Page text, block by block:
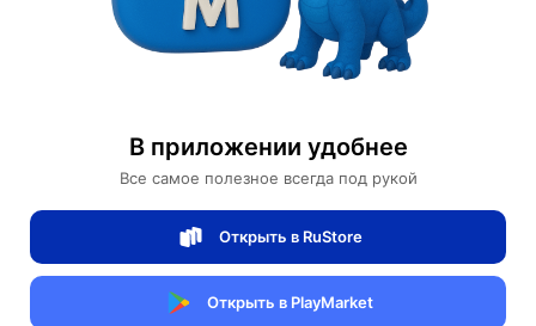
В приложении удобнее
Все самое полезное всегда под рукой
Открыть в RuStore
Открыть в PlayMarket
Категории
Цифровая электроника
Компьютеры и комплектующие
Серверы
Сервер IBM X3100M5
0 отзывов 0
Магазин Help Dell/HP
Артикул: MXM6533885709